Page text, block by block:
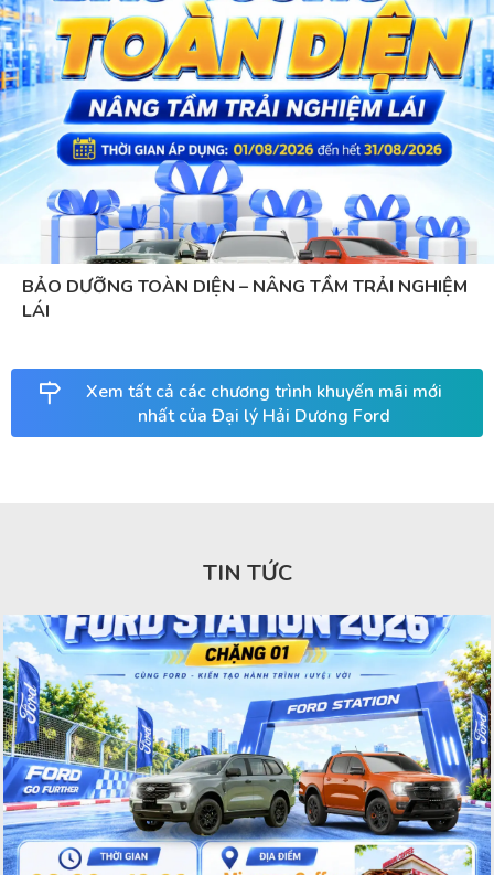
BẢO DƯỠNG TOÀN DIỆN – NÂNG TẦM TRẢI NGHIỆM
LÁI
Xem tất cả các chương trình khuyến mãi mới
nhất của Đại lý Hải Dương Ford
TIN TỨC